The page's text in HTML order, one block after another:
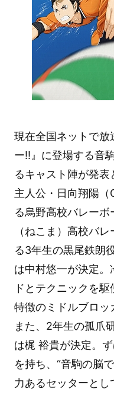
現在全国ネットで放
ー!!』に登場する音
るキャスト陣が発表
主人公・日向翔陽
る烏野高校バレー
（ねこま）高校バ
る3年生の黒尾鉄朗
は中村悠一が決定
ドとテクニックを
特徴のミドルブロッ
また、2年生の孤爪
は梶 裕貴が決定。
を持ち、“音駒の脳
力あるセッターとし